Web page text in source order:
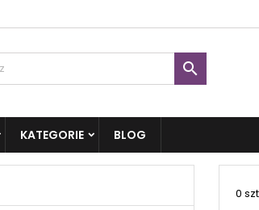

KATEGORIE BLOG
0